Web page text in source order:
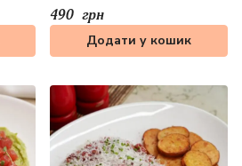
Додати у кошик
490 грн